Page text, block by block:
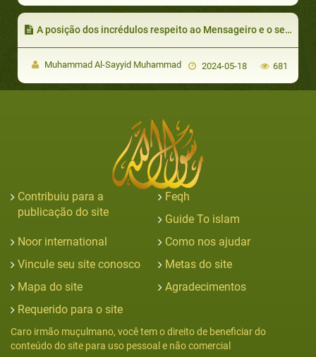
A posição dos incrédulos respeito ao Mensageiro e o seu apelo, e a vitória dada por Deus.
Muhammad Al-Sayyid Muhammad 2024-05-18 681
Contribuiu para a
publicação do site
Feqh
Guide To islam
Noor international
Como nos ajudar
Vincule seu site conosco
Metas do site
Mapa do site
Agradecimentos
Requerido para o site
Caro irmão muçulmano, você tem o direito de beneficiar do
conteúdo do site para uso pessoal e não comercial